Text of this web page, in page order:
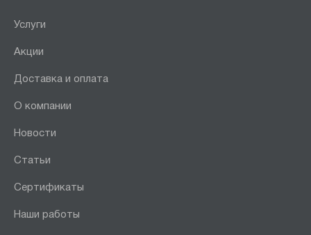
Услуги
Акции
Доставка и оплата
О компании
Новости
Статьи
Сертификаты
Наши работы